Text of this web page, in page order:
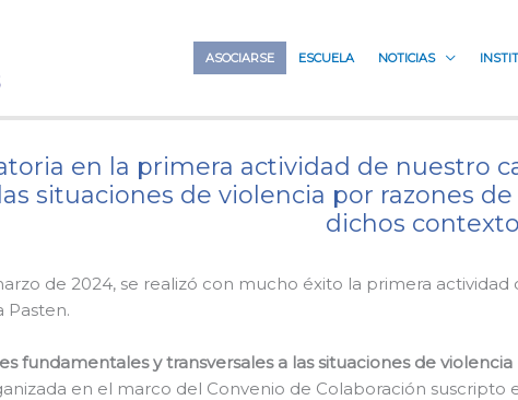
ASOCIARSE ESCUELA NOTICIAS
en la primera actividad de nuestro
situaciones de violencia por razones
dichos
de 2024, se realizó con mucho éxito la primera
Pasten.
fundamentales y transversales a las situaciones de
en el marco del Convenio de Colaboración